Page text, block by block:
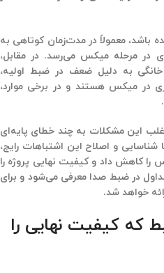
معمولاً در مدت‌زمان کوتاهی به
در مرحله میکس می‌رسد. در مقابل،
خانگی به دلیل ضعف در ضبط اولیه،
در میکس هستند و در برخی موارد،
این مشکلات به چند خطای پایه‌ای
شناسایی و اصلاح این اشتباهات رایج،
کاهش داد و کیفیت نهایی پروژه را
در ضبط صدا معرفی می‌شود و برای
خواهد شد.
که کیفیت نهایی را